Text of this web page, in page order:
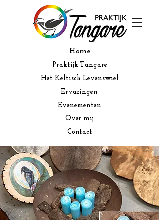
Home
Praktijk Tangare
Het Keltisch Levenswiel
Ervaringen
Evenementen
Over mij
Contact